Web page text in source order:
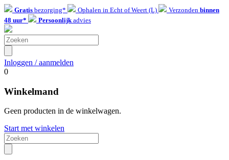
Gratis bezorging* Ophalen in Echt of Weert (L) Verzonden binnen
48 uur*
Persoonlijkadvies
Inloggen / aanmelden
0
Winkelmand
Geen producten in de winkelwagen.
Start met winkelen